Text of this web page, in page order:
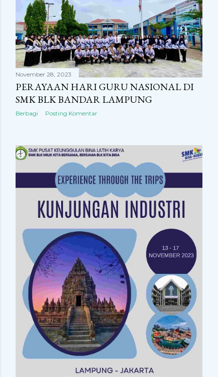
November 28, 2023
PERAYAAN HARI GURU NASIONAL DI
SMK BLK BANDAR LAMPUNG
Berbagi Posting Komentar